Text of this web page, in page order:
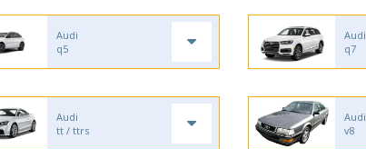
Audi
q5
Audi
q7
Audi
tt / ttrs
Audi
v8